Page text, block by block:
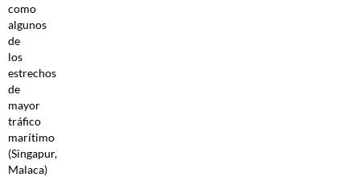
como
algunos
de
los
estrechos
de
mayor
tráfico
marítimo
(Singapur,
Malaca)